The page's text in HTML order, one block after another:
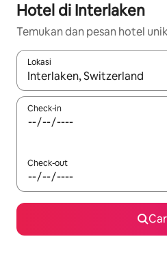
Hotel di Interlaken
Temukan dan pesan hotel
Lokasi
Jika hasil yang dicari tersedia,
Check-in
Check-out